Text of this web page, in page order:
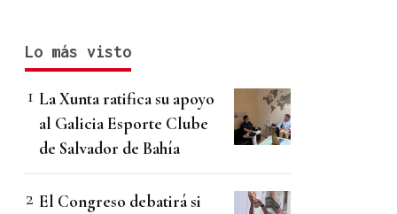
Lo más visto
La Xunta ratifica su apoyo
al Galicia Esporte Clube
de Salvador de Bahía
El Congreso debatirá si